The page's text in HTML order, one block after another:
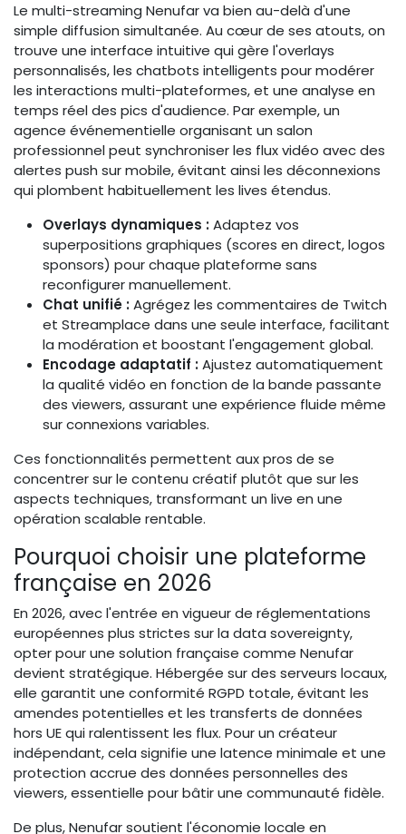
Le multi-streaming Nenufar va bien au-delà d'une
simple diffusion simultanée. Au cœur de ses atouts, on
trouve une interface intuitive qui gère l'overlays
personnalisés, les chatbots intelligents pour modérer
les interactions multi-plateformes, et une analyse en
temps réel des pics d'audience. Par exemple, un
agence événementielle organisant un salon
professionnel peut synchroniser les flux vidéo avec des
alertes push sur mobile, évitant ainsi les déconnexions
qui plombent habituellement les lives étendus.
Overlays dynamiques :Adaptez vos
superpositions graphiques (scores en direct, logos
sponsors) pour chaque plateforme sans
reconfigurer manuellement.
Chat unifié :Agrégez les commentaires de Twitch
et Streamplace dans une seule interface, facilitant
la modération et boostant l'engagement global.
Encodage adaptatif :Ajustez automatiquement
la qualité vidéo en fonction de la bande passante
des viewers, assurant une expérience fluide même
sur connexions variables.
Ces fonctionnalités permettent aux pros de se
concentrer sur le contenu créatif plutôt que sur les
aspects techniques, transformant un live en une
opération scalable rentable.
Pourquoi choisir une plateforme
française en 2026
En 2026, avec l'entrée en vigueur de réglementations
européennes plus strictes sur la data sovereignty,
opter pour une solution française comme Nenufar
devient stratégique. Hébergée sur des serveurs locaux,
elle garantit une conformité RGPD totale, évitant les
amendes potentielles et les transferts de données
hors UE qui ralentissent les flux. Pour un créateur
indépendant, cela signifie une latence minimale et une
protection accrue des données personnelles des
viewers, essentielle pour bâtir une communauté fidèle.
De plus, Nenufar soutient l'économie locale en